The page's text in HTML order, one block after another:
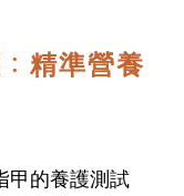
精準營養
甲的養護測試